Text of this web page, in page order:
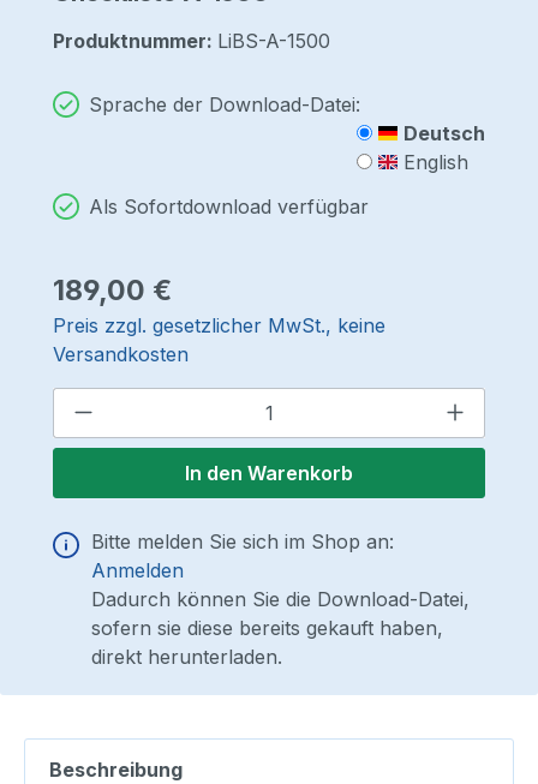
Produktnummer: LiBS-A-1500
Sprache der Download-Datei:
Deutsch
English
Als Sofortdownload verfügbar
Regulärer Preis:
189,00 €
Preis zzgl. gesetzlicher MwSt., keine
Versandkosten
Produkt Anzahl: Gib den
In den Warenkorb
Bitte melden Sie sich im Shop an:
Anmelden
Dadurch können Sie die Download-Datei,
sofern sie diese bereits gekauft haben,
direkt herunterladen.
Beschreibung